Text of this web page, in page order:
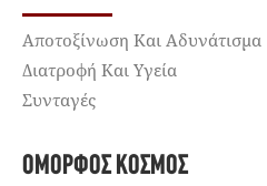
Αποτοξίνωση Και Αδυνάτισμα
Διατροφή Και Υγεία
Συνταγές
ΌΜΟΡΦΟΣ ΚΌΣΜΟΣ